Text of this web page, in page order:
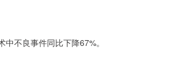
不良事件同比下降67%。